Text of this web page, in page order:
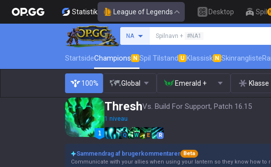
Statistik League of Legends Desktop Spil
NA
Søg en indkalder
Spilnavn + #NA1
StartsideChampions N Spil Tilstand U Klassisk N Skinrangliste
100% Global Emerald + Klasse
ThreshVs. Build For Support, Patch 16.15
1 niveau
Q W E R
Sammendrag af brugerkommentarer Beta
Communicate with your allies when using your lantern so they know how to